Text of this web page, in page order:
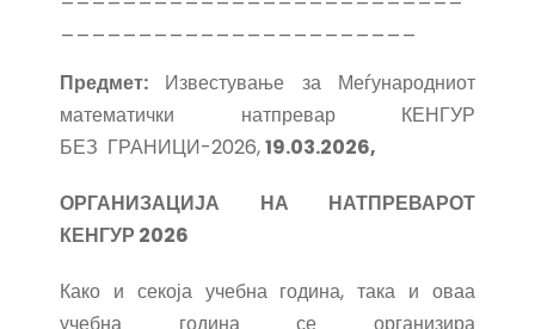
Предмет: Известување за Меѓународниот
математички натпревар КЕНГУР
БЕЗ ГРАНИЦИ-2026,19.03.2026,
ОРГАНИЗАЦИЈА НА НАТПРЕВАРОТ
КЕНГУР 2026
Како и секоја учебна година, така и оваа